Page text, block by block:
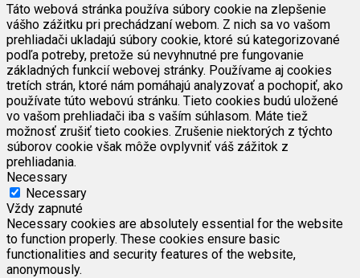
Táto webová stránka používa súbory cookie na zlepšenie
vášho zážitku pri prechádzaní webom. Z nich sa vo vašom
prehliadači ukladajú súbory cookie, ktoré sú kategorizované
podľa potreby, pretože sú nevyhnutné pre fungovanie
základných funkcií webovej stránky. Používame aj cookies
tretích strán, ktoré nám pomáhajú analyzovať a pochopiť, ako
používate túto webovú stránku. Tieto cookies budú uložené
vo vašom prehliadači iba s vaším súhlasom. Máte tiež
možnosť zrušiť tieto cookies. Zrušenie niektorých z týchto
súborov cookie však môže ovplyvniť váš zážitok z
prehliadania.
Necessary
Necessary
Vždy zapnuté
Necessary cookies are absolutely essential for the website
to function properly. These cookies ensure basic
functionalities and security features of the website,
anonymously.